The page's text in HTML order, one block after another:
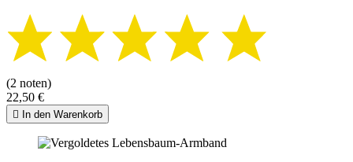
(2 noten)
22,50 €
 In den Warenkorb